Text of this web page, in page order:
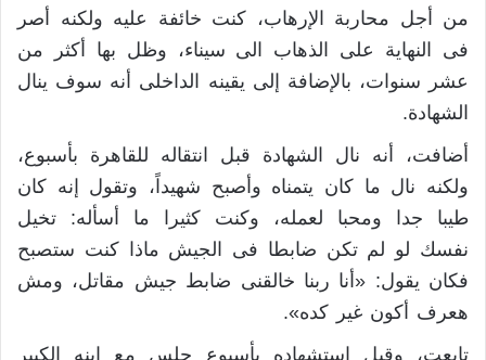
من أجل محاربة الإرهاب، كنت خائفة عليه ولكنه أصر
فى النهاية على الذهاب الى سيناء، وظل بها أكثر من
عشر سنوات، بالإضافة إلى يقينه الداخلى أنه سوف ينال
الشهادة.
أضافت، أنه نال الشهادة قبل انتقاله للقاهرة بأسبوع،
ولكنه نال ما كان يتمناه وأصبح شهيداً، وتقول إنه كان
طيبا جدا ومحبا لعمله، وكنت كثيرا ما أسأله: تخيل
نفسك لو لم تكن ضابطا فى الجيش ماذا كنت ستصبح
فكان يقول: «أنا ربنا خالقنى ضابط جيش مقاتل، ومش
هعرف أكون غير كده».
تابعت، وقبل استشهاده بأسبوع جلس مع ابنه الكبير